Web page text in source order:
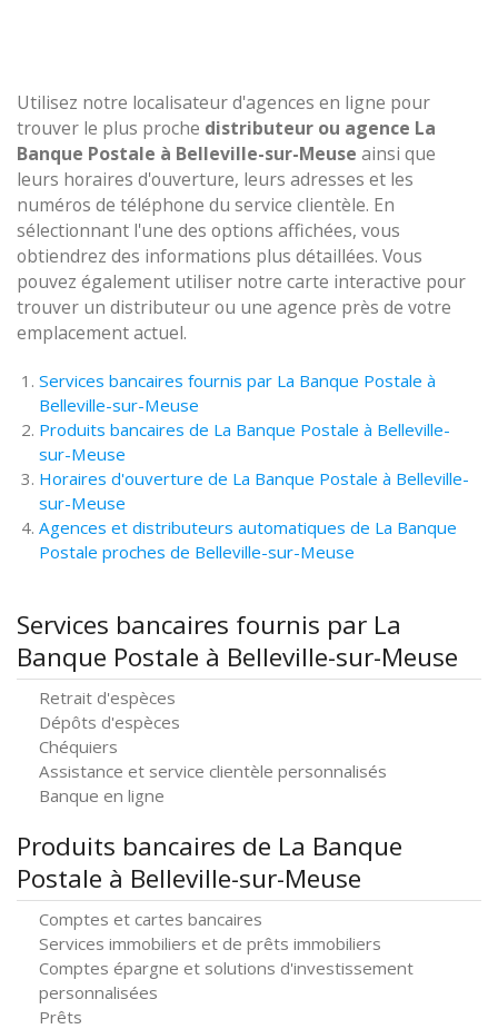
Utilisez notre localisateur d'agences en ligne pour
trouver le plus proche distributeur ou agence La
Banque Postale à Belleville-sur-Meuse ainsi que
leurs horaires d'ouverture, leurs adresses et les
numéros de téléphone du service clientèle. En
sélectionnant l'une des options affichées, vous
obtiendrez des informations plus détaillées. Vous
pouvez également utiliser notre carte interactive pour
trouver un distributeur ou une agence près de votre
emplacement actuel.
Services bancaires fournis par La Banque Postale à
Belleville-sur-Meuse
Produits bancaires de La Banque Postale à Belleville-
sur-Meuse
Horaires d'ouverture de La Banque Postale à Belleville-
sur-Meuse
Agences et distributeurs automatiques de La Banque
Postale proches de Belleville-sur-Meuse
Services bancaires fournis par La
Banque Postale à Belleville-sur-Meuse
Retrait d'espèces
Dépôts d'espèces
Chéquiers
Assistance et service clientèle personnalisés
Banque en ligne
Produits bancaires de La Banque
Postale à Belleville-sur-Meuse
Comptes et cartes bancaires
Services immobiliers et de prêts immobiliers
Comptes épargne et solutions d'investissement
personnalisées
Prêts